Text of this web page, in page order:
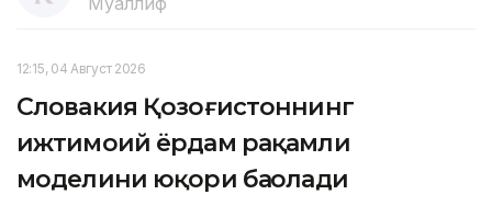
12:15, 04 Август 2026
Словакия Қозоғистоннинг
ижтимоий ёрдам рақамли
моделини юқори баҳолади